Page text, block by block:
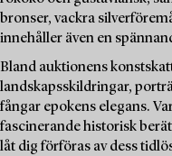
bronser, vackra
innehåller även en
Bland auktionens
landskapsskildringar,
fångar epokens elegans.
fascinerande historisk
låt dig förföras av dess